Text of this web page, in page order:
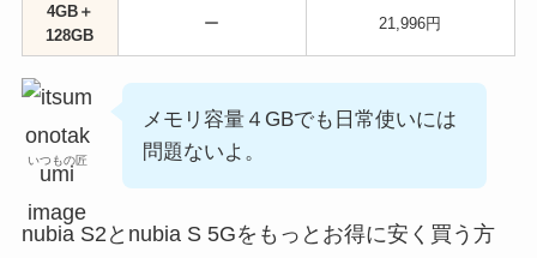
4GB＋
128GB
ー 21,996円
いつもの匠
メモリ容量４GBでも日常使いには
問題ないよ。
nubia S2とnubia S 5Gをもっとお得に安く買う方